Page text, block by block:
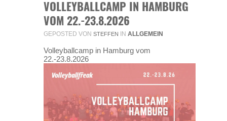
VOLLEYBALLCAMP IN HAMBURG
VOM 22.-23.8.2026
GEPOSTED VON STEFFEN IN ALLGEMEIN
Volleyballcamp in Hamburg vom
22.-23.8.2026